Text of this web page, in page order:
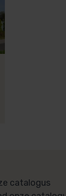
catalogus